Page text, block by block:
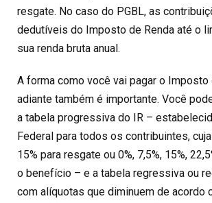
resgate. No caso do PGBL, as
dedutíveis do Imposto de Renda até o
sua renda bruta anual.
A forma como você vai pagar o Imposto
adiante também é importante. Você
a tabela progressiva do IR –
Federal para todos os contribuintes,
15% para resgate ou 0%, 7,5%, 15%,
o benefício – e a tabela regressiva ou
com alíquotas que diminuem de acordo